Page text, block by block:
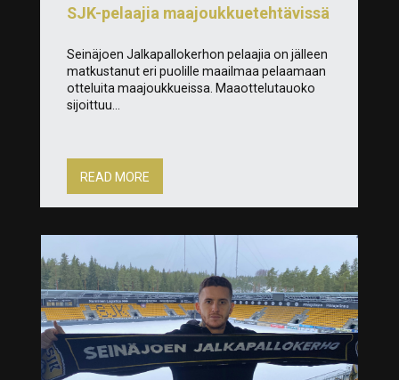
SJK-pelaajia maajoukkuetehtävissä
Seinäjoen Jalkapallokerhon pelaajia on jälleen
matkustanut eri puolille maailmaa pelaamaan
otteluita maajoukkueissa. Maaottelutauoko
sijoittuu...
READ MORE